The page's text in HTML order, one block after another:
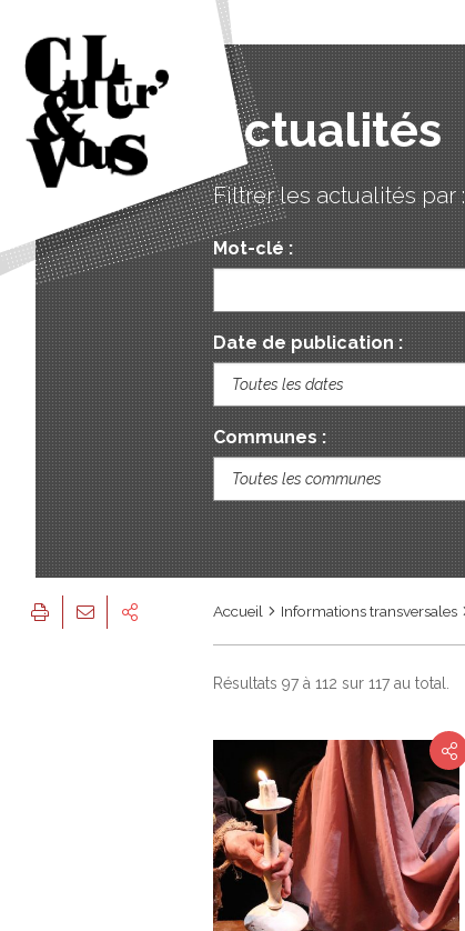
Actualités
Filtrer les actualités par :
Mot-clé :
Date de publication :
Communes :
Accueil Informations transversales
Résultats 97 à 112 sur 117 au total.